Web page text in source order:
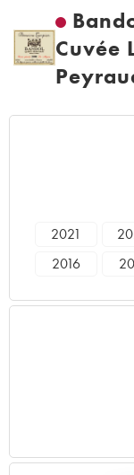
Cuvée
2021
2016